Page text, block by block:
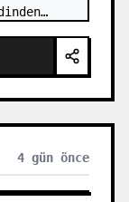
4 gün önce